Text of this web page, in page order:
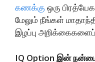
கணக்கு ஒரு
மேலும் நீங்கள்
இழப்பு
IQ Option இன்